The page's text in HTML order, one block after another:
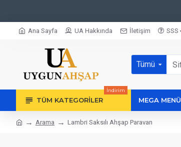
Ana Sayfa UA Hakkında İletişim SSS
Tümü
TÜM KATEGORILER
İndirim
MEGA MENÜ
Arama Lambri Saksılı Ahşap Paravan